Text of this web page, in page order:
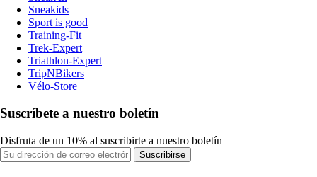
Sneakids
Sport is good
Training-Fit
Trek-Expert
Triathlon-Expert
TripNBikers
Vélo-Store
Suscríbete a nuestro boletín
Disfruta de un 10% al suscribirte a nuestro boletín
Suscribirse